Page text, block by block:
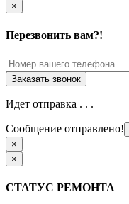
×
Перезвонить вам?!
Идет отправка . . .
Сообщение отправлено!
×
×
СТАТУС РЕМОНТА